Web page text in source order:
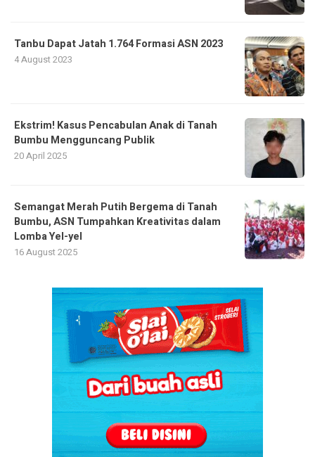
Tanbu Dapat Jatah 1.764 Formasi ASN 2023
4 August 2023
Ekstrim! Kasus Pencabulan Anak di Tanah
Bumbu Mengguncang Publik
20 April 2025
Semangat Merah Putih Bergema di Tanah
Bumbu, ASN Tumpahkan Kreativitas dalam
Lomba Yel-yel
16 August 2025